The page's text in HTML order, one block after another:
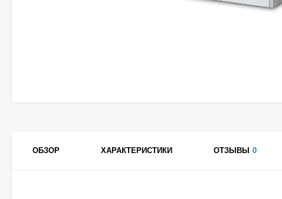
ОБЗОР ХАРАКТЕРИСТИКИ ОТЗЫВЫ 0